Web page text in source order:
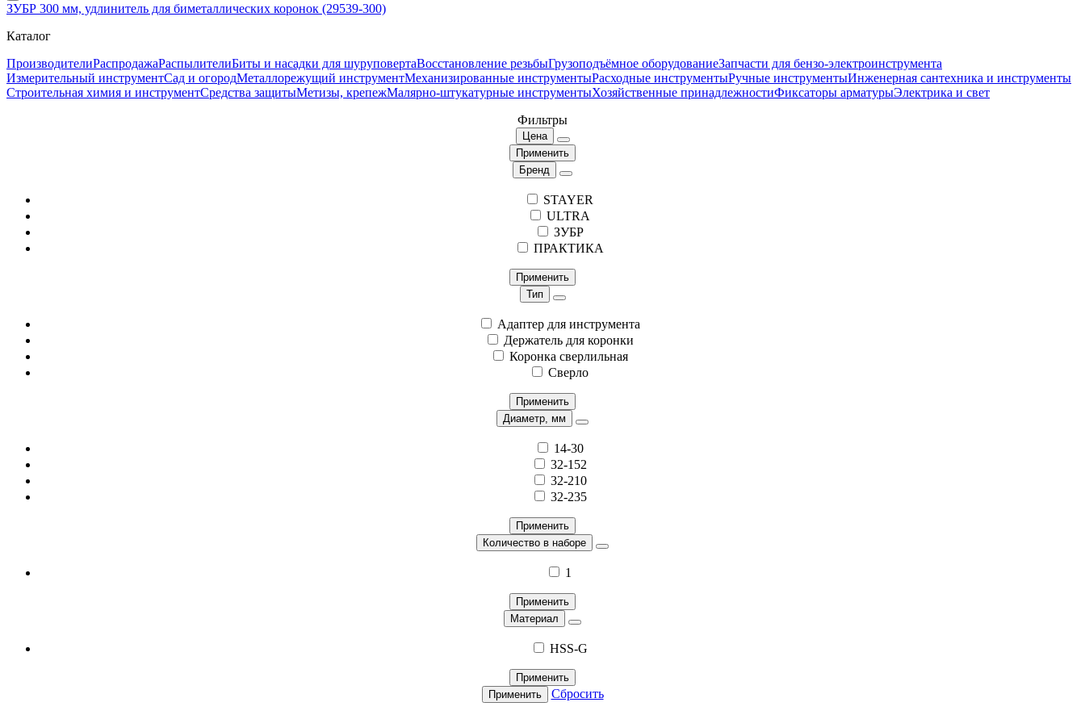
ЗУБР 300 мм, удлинитель для биметаллических коронок (29539-300)
Каталог
ПроизводителиРаспродажаРаспылителиБиты и насадки для шуруповертаВосстановление резьбыГрузоподъёмное оборудованиеЗапчасти для бензо-электроинструмента
Измерительный инструментСад и огородМеталлорежущий инструментМеханизированные инструментыРасходные инструментыРучные инструментыИнженерная сантехника и инструменты
Строительная химия и инструментСредства защитыМетизы, крепежМалярно-штукатурные инструментыХозяйственные принадлежностиФиксаторы арматурыЭлектрика и свет
Фильтры
Цена
Применить
Бренд
STAYER
ULTRA
ЗУБР
ПРАКТИКА
Применить
Тип
Адаптер для инструмента
Держатель для коронки
Коронка сверлильная
Сверло
Применить
Диаметр, мм
14-30
32-152
32-210
32-235
Применить
Количество в наборе
1
Применить
Материал
HSS-G
Применить
Применить
Сбросить